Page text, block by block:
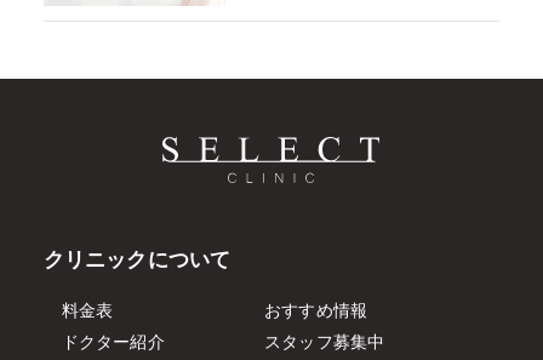
クリニックについて
料金表
ドクター紹介
おすすめ情報
スタッフ募集中